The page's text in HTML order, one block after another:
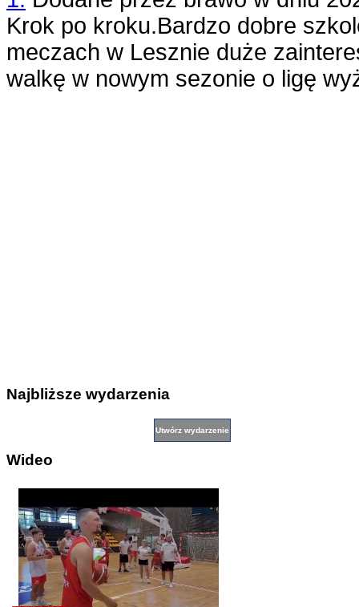
Krok po kroku.Bardzo dobre
meczach w Lesznie duże
walkę w nowym sezonie o ligę
Najbliższe wydarzenia
Wideo